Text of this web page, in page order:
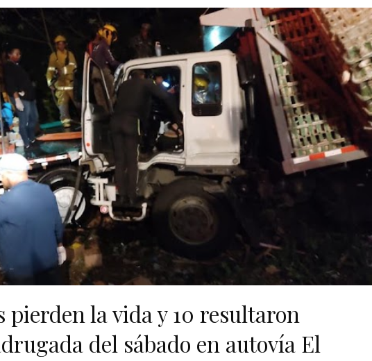
pierden la vida y 10 resultaron
del sábado en autovía El